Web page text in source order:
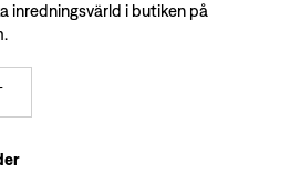
inredningsvärld i butiken på